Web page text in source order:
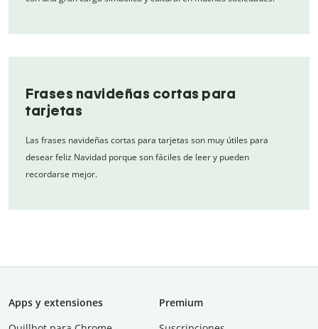
Frases navideñas cortas para
tarjetas
Las frases navideñas cortas para tarjetas son muy útiles para
desear feliz Navidad porque son fáciles de leer y pueden
recordarse mejor.
Apps y extensiones
Premium